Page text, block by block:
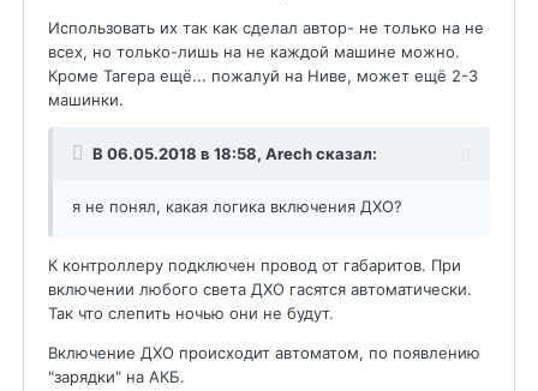
Использовать их так как сделал автор- не только на не
всех, но только-лишь на не каждой машине можно.
Кроме Тагера ещё... пожалуй на Ниве, может ещё 2-3
машинки.
В 06.05.2018 в 18:58, Arechсказал:
я не понял, какая логика включения ДХО?
К контроллеру подключен провод от габаритов. При
включении любого света ДХО гасятся автоматически.
Так что слепить ночью они не будут.
Включение ДХО происходит автоматом, по появлению
"зарядки" на АКБ.